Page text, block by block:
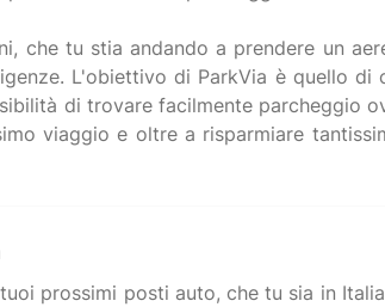
che tu stia andando a prendere un
L'obiettivo di ParkVia è quello di
di trovare facilmente parcheggio
viaggio e oltre a risparmiare
prossimi posti auto, che tu sia in